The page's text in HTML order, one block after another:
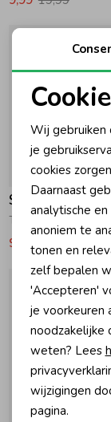
-
Sturdy
9,99
Wij gebruiken
je
cookies
Daarnaast
analytische
anoniem te
tonen en
zelf bepalen
'Accepteren'
je voorkeuren
noodzakelijke
weten? Lees
wijzigingen
pagina.